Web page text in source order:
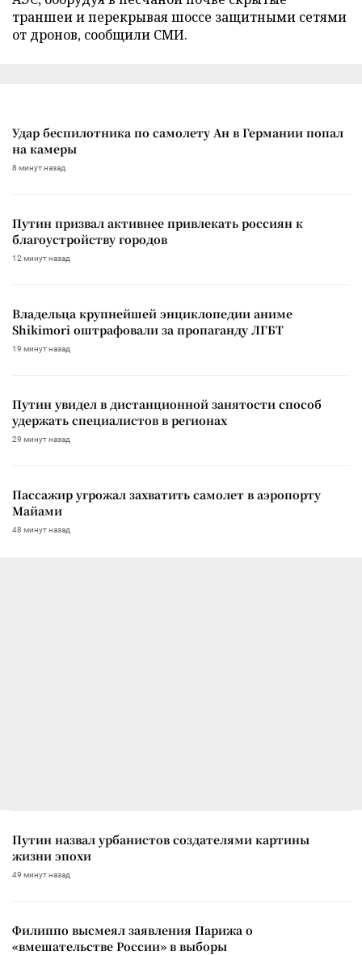
траншеи и перекрывая шоссе защитными сетями
от дронов, сообщили СМИ.
Удар беспилотника по самолету Ан в Германии попал
на камеры
8 минут назад
Путин призвал активнее привлекать россиян к
благоустройству городов
12 минут назад
Владельца крупнейшей энциклопедии аниме
Shikimori оштрафовали за пропаганду ЛГБТ
19 минут назад
Путин увидел в дистанционной занятости способ
удержать специалистов в регионах
29 минут назад
Пассажир угрожал захватить самолет в аэропорту
Майами
48 минут назад
Путин назвал урбанистов создателями картины
жизни эпохи
49 минут назад
Филиппо высмеял заявления Парижа о
«вмешательстве России» в выборы